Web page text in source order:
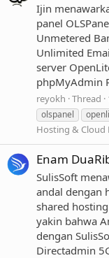
Ijin
panel
Unmetered
Unlimited
server
phpMyAdmin
reyokh Thread
olspanel
Hosting & Cloud
Enam
SulisSoft
andal dengan
shared
yakin bahwa
dengan
Directadmin